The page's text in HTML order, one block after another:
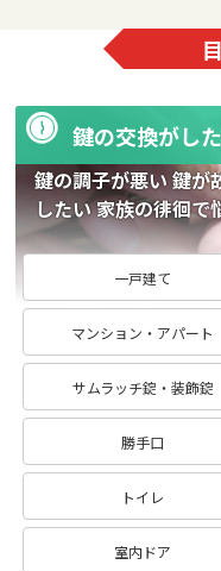
鍵の交換がし
鍵の調子が悪い 鍵が
したい 家族の徘徊で
一戸建て
マンション・アパート
サムラッチ錠・装飾錠
勝手口
トイレ
室内ドア